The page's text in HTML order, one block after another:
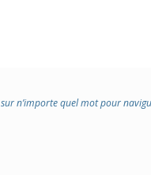
n’importe quel mot pour